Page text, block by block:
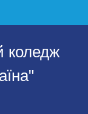
коледж